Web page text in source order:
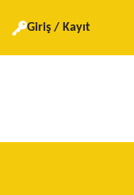
Giriş / Kayıt